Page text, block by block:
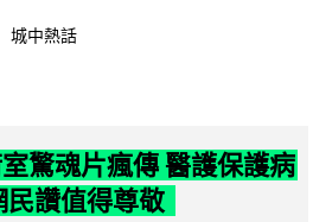
城中熱話
驚魂片瘋傳 醫護保護病
民讚值得尊敬